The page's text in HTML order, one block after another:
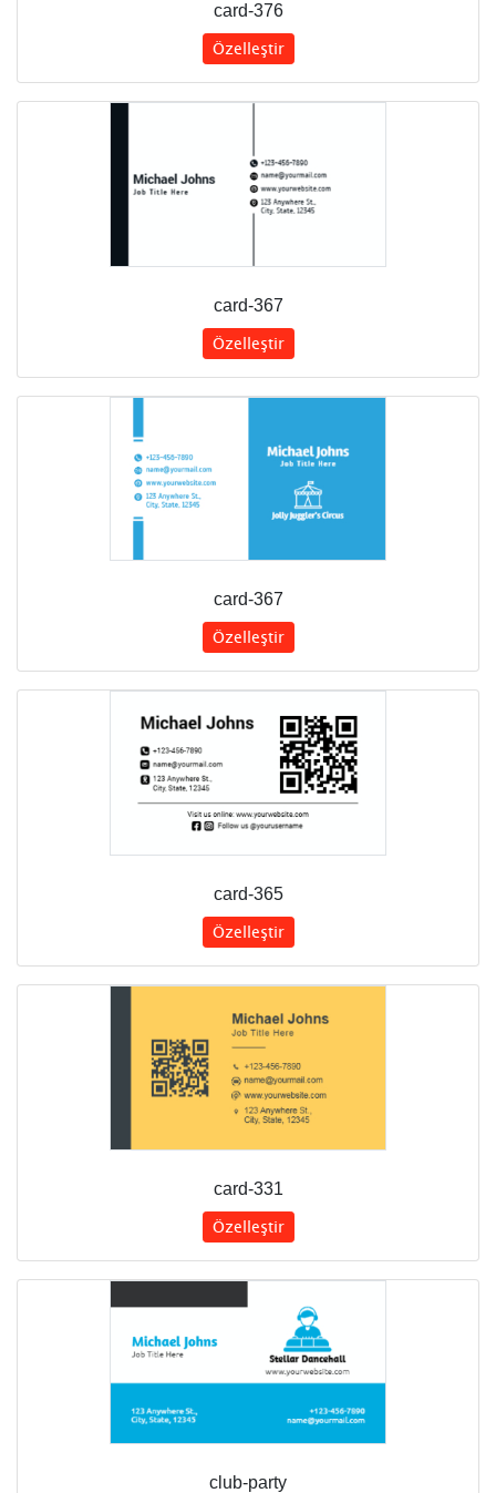
card-376
Özelleştir
card-367
Özelleştir
card-367
Özelleştir
card-365
Özelleştir
card-331
Özelleştir
club-party